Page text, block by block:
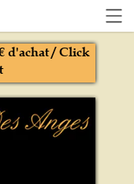
d'achat / Click